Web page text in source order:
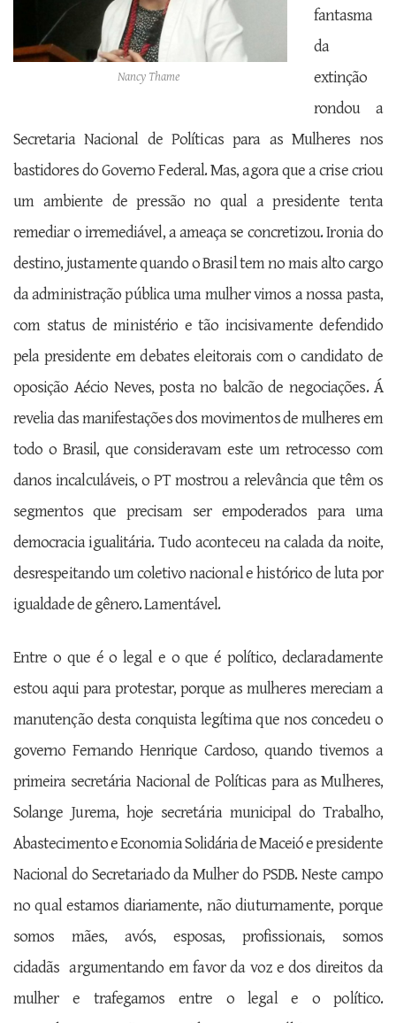
Nancy Thame
fantasma
da
extinção
rondou a
Secretaria Nacional de Políticas para as Mulheres nos
bastidores do Governo Federal. Mas, agora que a crise criou
um ambiente de pressão no qual a presidente tenta
remediar o irremediável, a ameaça se concretizou. Ironia do
destino, justamente quando o Brasil tem no mais alto cargo
da administração pública uma mulher vimos a nossa pasta,
com status de ministério e tão incisivamente defendido
pela presidente em debates eleitorais com o candidato de
oposição Aécio Neves, posta no balcão de negociações. Á
revelia das manifestações dos movimentos de mulheres em
todo o Brasil, que consideravam este um retrocesso com
danos incalculáveis, o PT mostrou a relevância que têm os
segmentos que precisam ser empoderados para uma
democracia igualitária. Tudo aconteceu na calada da noite,
desrespeitando um coletivo nacional e histórico de luta por
igualdade de gênero. Lamentável.
Entre o que é o legal e o que é político, declaradamente
estou aqui para protestar, porque as mulheres mereciam a
manutenção desta conquista legítima que nos concedeu o
governo Fernando Henrique Cardoso, quando tivemos a
primeira secretária Nacional de Políticas para as Mulheres,
Solange Jurema, hoje secretária municipal do Trabalho,
Abastecimento e Economia Solidária de Maceió e presidente
Nacional do Secretariado da Mulher do PSDB. Neste campo
no qual estamos diariamente, não diuturnamente, porque
somos mães, avós, esposas, profissionais, somos
cidadãs argumentando em favor da voz e dos direitos da
mulher e trafegamos entre o legal e o político.